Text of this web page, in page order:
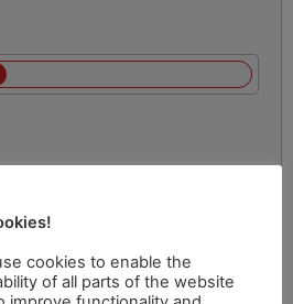
cookies to enable the
of all parts of the website